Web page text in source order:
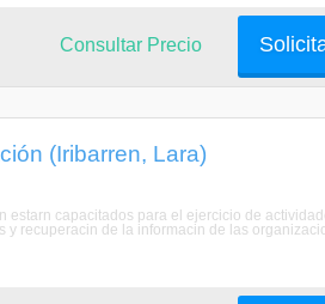
Consultar Precio
(Iribarren, Lara)
capacitados para el ejercicio de
recuperacin de la informacin de las